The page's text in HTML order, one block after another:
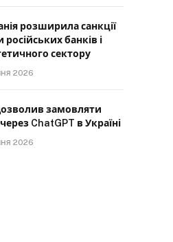
розширила санкції
російських банків і
сектору
2026
замовляти
через ChatGPT в Україні
2026